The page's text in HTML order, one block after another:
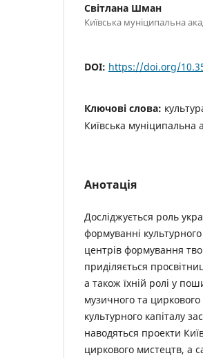
Світлана Шман
Київська муніципальна
DOI: https://doi.org/
Ключові слова:
Київська муніципальна
Анотація
Досліджується роль
формуванні культурного
центрів формування
приділяється
а також їхній ролі у
музичного та
культурного капіталу
наводяться проекти
циркового мистецтв, а